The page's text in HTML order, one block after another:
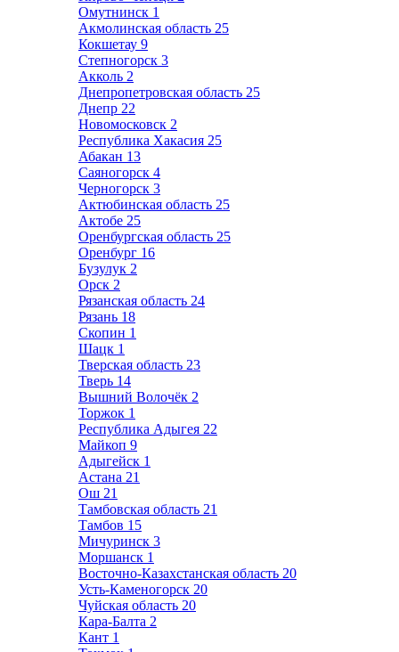
Омутнинск 1
Акмолинская область 25
Кокшетау 9
Степногорск 3
Акколь 2
Днепропетровская область 25
Днепр 22
Новомосковск 2
Республика Хакасия 25
Абакан 13
Саяногорск 4
Черногорск 3
Актюбинская область 25
Актобе 25
Оренбургская область 25
Оренбург 16
Бузулук 2
Орск 2
Рязанская область 24
Рязань 18
Скопин 1
Шацк 1
Тверская область 23
Тверь 14
Вышний Волочёк 2
Торжок 1
Республика Адыгея 22
Майкоп 9
Адыгейск 1
Астана 21
Ош 21
Тамбовская область 21
Тамбов 15
Мичуринск 3
Моршанск 1
Восточно-Казахстанская область 20
Усть-Каменогорск 20
Чуйская область 20
Кара-Балта 2
Кант 1